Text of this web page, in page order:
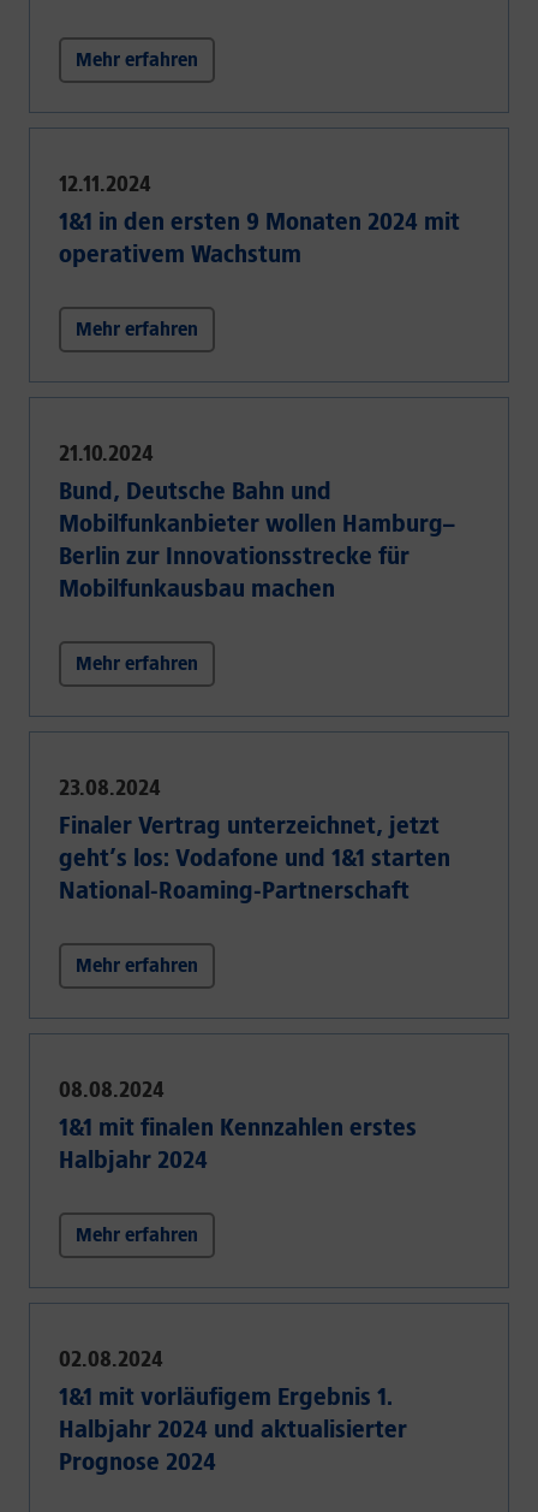
Mehr erfahren
12.11.2024
1&1 in den ersten 9 Monaten 2024 mit
operativem Wachstum
Mehr erfahren
21.10.2024
Bund, Deutsche Bahn und
Mobilfunkanbieter wollen Hamburg–
Berlin zur Innovationsstrecke für
Mobilfunkausbau machen
Mehr erfahren
23.08.2024
Finaler Vertrag unterzeichnet, jetzt
geht’s los: Vodafone und 1&1 starten
National-Roaming-Partnerschaft
Mehr erfahren
08.08.2024
1&1 mit finalen Kennzahlen erstes
Halbjahr 2024
Mehr erfahren
02.08.2024
1&1 mit vorläufigem Ergebnis 1.
Halbjahr 2024 und aktualisierter
Prognose 2024